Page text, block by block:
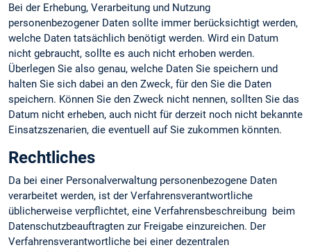
Bei der Erhebung, Verarbeitung und Nutzung
personenbezogener Daten sollte immer berücksichtigt werden,
welche Daten tatsächlich benötigt werden. Wird ein Datum
nicht gebraucht, sollte es auch nicht erhoben werden.
Überlegen Sie also genau, welche Daten Sie speichern und
halten Sie sich dabei an den Zweck, für den Sie die Daten
speichern. Können Sie den Zweck nicht nennen, sollten Sie das
Datum nicht erheben, auch nicht für derzeit noch nicht bekannte
Einsatzszenarien, die eventuell auf Sie zukommen könnten.
Rechtliches
Da bei einer Personalverwaltung personenbezogene Daten
verarbeitet werden, ist der Verfahrensverantwortliche
üblicherweise verpflichtet, eine Verfahrensbeschreibung beim
Datenschutzbeauftragten zur Freigabe einzureichen. Der
Verfahrensverantwortliche bei einer dezentralen